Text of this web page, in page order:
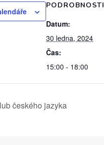
PODROBNOSTI
Datum:
30 ledna, 2024
Čas:
15:00 - 18:00
českého jazyka